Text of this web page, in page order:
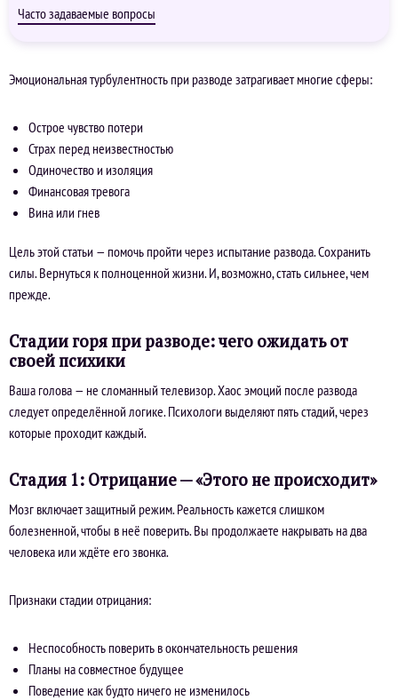
Часто задаваемые вопросы
Эмоциональная турбулентность при разводе затрагивает многие сферы:
Острое чувство потери
Страх перед неизвестностью
Одиночество и изоляция
Финансовая тревога
Вина или гнев
Цель этой статьи — помочь пройти через испытание развода. Сохранить
силы. Вернуться к полноценной жизни. И, возможно, стать сильнее, чем
прежде.
Стадии горя при разводе: чего ожидать от
своей психики
Ваша голова — не сломанный телевизор. Хаос эмоций после развода
следует определённой логике. Психологи выделяют пять стадий, через
которые проходит каждый.
Стадия 1: Отрицание — «Этого не происходит»
Мозг включает защитный режим. Реальность кажется слишком
болезненной, чтобы в неё поверить. Вы продолжаете накрывать на два
человека или ждёте его звонка.
Признаки стадии отрицания:
Неспособность поверить в окончательность решения
Планы на совместное будущее
Поведение как будто ничего не изменилось